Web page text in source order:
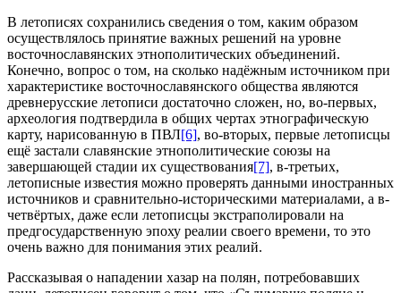
В летописях сохранились сведения о том, каким образом
осуществлялось принятие важных решений на уровне
восточнославянских этнополитических объединений.
Конечно, вопрос о том, на сколько надёжным источником при
характеристике восточнославянского общества являются
древнерусские летописи достаточно сложен, но, во-первых,
археология подтвердила в общих чертах этнографическую
карту, нарисованную в ПВЛ[6], во-вторых, первые летописцы
ещё застали славянские этнополитические союзы на
завершающей стадии их существования[7], в-третьих,
летописные известия можно проверять данными иностранных
источников и сравнительно-историческими материалами, а в-
четвёртых, даже если летописцы экстраполировали на
предгосударственную эпоху реалии своего времени, то это
очень важно для понимания этих реалий.
Рассказывая о нападении хазар на полян, потребовавших